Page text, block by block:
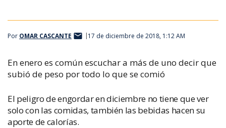
Por OMAR CASCANTE 17 de diciembre de 2018, 1:12 AM
En enero es común escuchar a más de uno decir que
subió de peso por todo lo que se comió
El peligro de engordar en diciembre no tiene que ver
solo con las comidas, también las bebidas hacen su
aporte de calorías.